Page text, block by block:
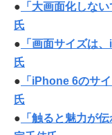
● 「大画面化しな
氏
● 「画面サイズは
氏
● 「iPhone 6のサ
氏
● 「触ると魅力が